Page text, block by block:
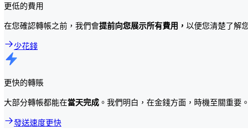
更低的費用
在您確認轉帳之前，我們會提前向您展示所有費用， 以便您清楚了解
少花錢
更快的轉賬
大部分轉帳都能在當天完成 。我們明白，在金錢方面，時機至關重要。
發送速度更快